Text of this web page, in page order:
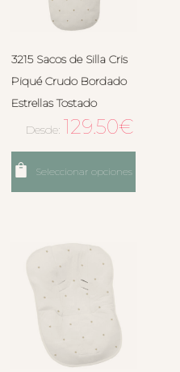
3215 Sacos de Silla Cris
Piqué Crudo Bordado
Estrellas Tostado
Desde: 129.50€
Seleccionar opciones